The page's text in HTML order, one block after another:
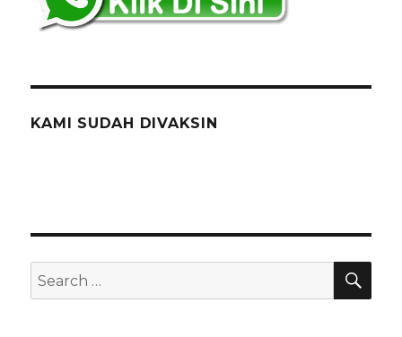
Bekasi
KAMI SUDAH DIVAKSIN
Search
for: